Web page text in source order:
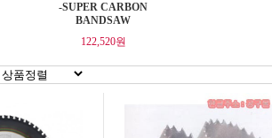
-SUPER CARBON
BANDSAW
122,520원